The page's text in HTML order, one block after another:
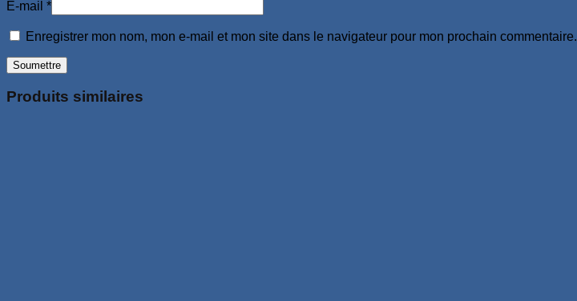
E-mail *
Enregistrer mon nom, mon e-mail et mon site dans le navigateur pour mon prochain commentaire.
Produits similaires